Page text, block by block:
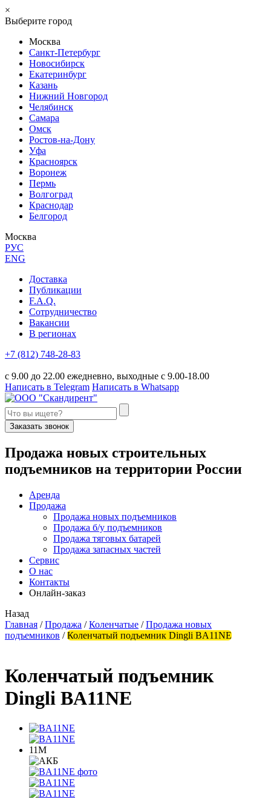
×
Выберите город
Москва
Санкт-Петербург
Новосибирск
Екатеринбург
Казань
Нижний Новгород
Челябинск
Самара
Омск
Ростов-на-Дону
Уфа
Красноярск
Воронеж
Пермь
Волгоград
Краснодар
Белгород
Москва
РУС
ENG
Доставка
Публикации
F.A.Q.
Сотрудничество
Вакансии
В регионах
+7 (812) 748-28-83
с 9.00 до 22.00 ежедневно, выходные с 9.00-18.00
Написать в Telegram Написать в Whatsapp
Заказать звонок
Продажа новых строительных
подъемников на территории России
Аренда
Продажа
Продажа новых подъемников
Продажа б/у подъемников
Продажа тяговых батарей
Продажа запасных частей
Сервис
О нас
Контакты
Онлайн-заказ
Назад
Главная / Продажа / Коленчатые / Продажа новых
подъемников / Коленчатый подъемник Dingli BA11NE
Коленчатый подъемник
Dingli BA11NE
11М